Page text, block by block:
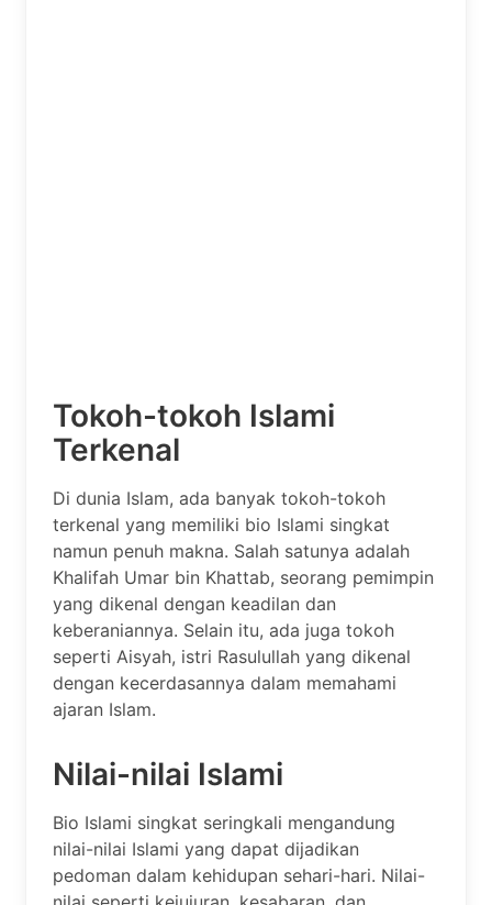
Tokoh-tokoh Islami
Terkenal
Di dunia Islam, ada banyak tokoh-tokoh
terkenal yang memiliki bio Islami singkat
namun penuh makna. Salah satunya adalah
Khalifah Umar bin Khattab, seorang pemimpin
yang dikenal dengan keadilan dan
keberaniannya. Selain itu, ada juga tokoh
seperti Aisyah, istri Rasulullah yang dikenal
dengan kecerdasannya dalam memahami
ajaran Islam.
Nilai-nilai Islami
Bio Islami singkat seringkali mengandung
nilai-nilai Islami yang dapat dijadikan
pedoman dalam kehidupan sehari-hari. Nilai-